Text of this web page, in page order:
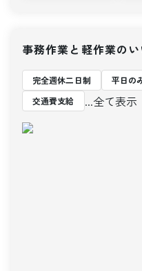
事務作業と軽作業の
完全週休二日制 平日の
交通費支給
...全て表示